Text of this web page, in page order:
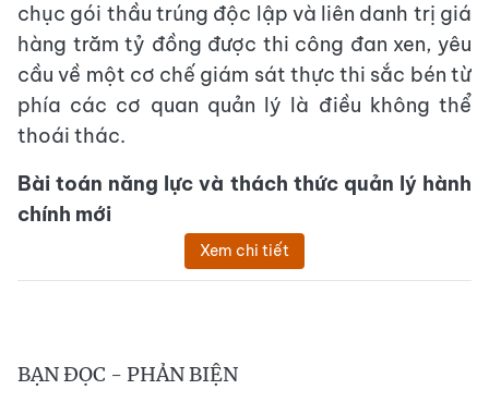
chục gói thầu trúng độc lập và liên danh trị giá
hàng trăm tỷ đồng được thi công đan xen, yêu
cầu về một cơ chế giám sát thực thi sắc bén từ
phía các cơ quan quản lý là điều không thể
thoái thác.
Bài toán năng lực và thách thức quản lý hành
chính mới
Xem chi tiết
BẠN ĐỌC - PHẢN BIỆN